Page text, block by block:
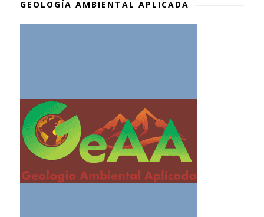
GEOLOGÍA AMBIENTAL APLICADA